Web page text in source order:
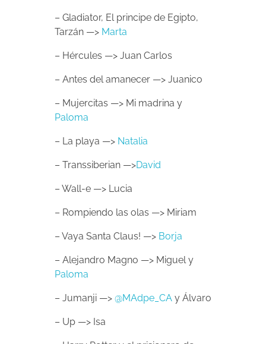
– Gladiator, El principe de Egipto,
Tarzán —> Marta
– Hércules —> Juan Carlos
– Antes del amanecer —> Juanico
– Mujercitas —> Mi madrina y
Paloma
– La playa —> Natalia
– Transsiberian —>David
– Wall-e —> Lucia
– Rompiendo las olas —> Miriam
– Vaya Santa Claus! —> Borja
– Alejandro Magno —> Miguel y
Paloma
– Jumanji —> @MAdpe_CAy Álvaro
– Up —> Isa